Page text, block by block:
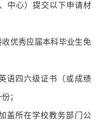
中心）提交以下申请材
优秀应届本科毕业生免
语四六级证书（或成绩
；
盖所在学校教务部门公